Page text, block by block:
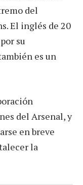
del
El inglés de 20
su
es un
del Arsenal, y
en breve
la